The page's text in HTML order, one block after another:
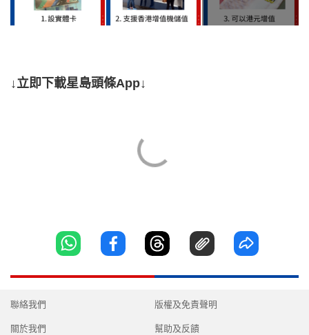
↓立即下載星島頭條App↓
聯絡我們
關於我們
版權及免責聲明
幫助及反饋